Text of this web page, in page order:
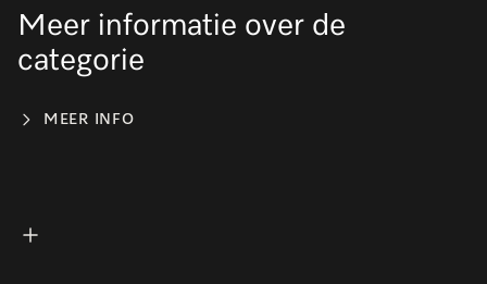
Meer informatie over de
categorie
MEER INFO